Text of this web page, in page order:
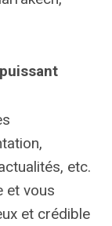
etc.
et vous
et crédible